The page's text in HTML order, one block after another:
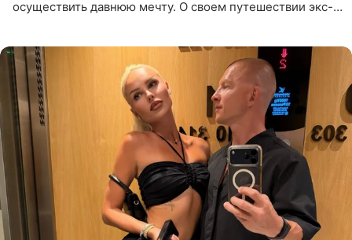
осуществить давнюю мечту. О своем путешествии экс-